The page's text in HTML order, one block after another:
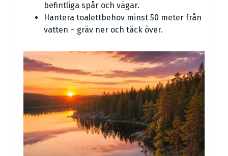
befintliga spår och vägar.
Hantera toalettbehov minst 50 meter från
vatten – gräv ner och täck över.